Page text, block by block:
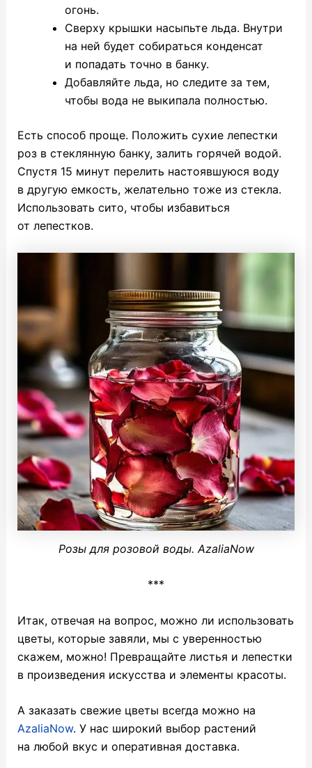
огонь.
Сверху крышки насыпьте льда. Внутри
на ней будет собираться конденсат
и попадать точно в банку.
Добавляйте льда, но следите за тем,
чтобы вода не выкипала полностью.
Есть способ проще. Положить сухие лепестки
роз в стеклянную банку, залить горячей водой.
Спустя 15 минут перелить настоявшуюся воду
в другую емкость, желательно тоже из стекла.
Использовать сито, чтобы избавиться
от лепестков.
Розы для розовой воды. AzaliaNow
***
Итак, отвечая на вопрос, можно ли использовать
цветы, которые завяли, мы с уверенностью
скажем, можно! Превращайте листья и лепестки
в произведения искусства и элементы красоты.
А заказать свежие цветы всегда можно на
AzaliaNow. У нас широкий выбор растений
на любой вкус и оперативная доставка.